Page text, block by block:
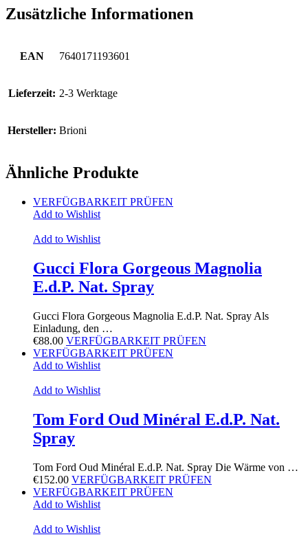
Zusätzliche Informationen
EAN 7640171193601
Lieferzeit: 2-3 Werktage
Hersteller: Brioni
Ähnliche Produkte
VERFÜGBARKEIT PRÜFEN
Add to Wishlist
Add to Wishlist
Gucci Flora Gorgeous Magnolia
E.d.P. Nat. Spray
Gucci Flora Gorgeous Magnolia E.d.P. Nat. Spray Als
Einladung, den …
€88.00 VERFÜGBARKEIT PRÜFEN
VERFÜGBARKEIT PRÜFEN
Add to Wishlist
Add to Wishlist
Tom Ford Oud Minéral E.d.P. Nat.
Spray
Tom Ford Oud Minéral E.d.P. Nat. Spray Die Wärme von …
€152.00 VERFÜGBARKEIT PRÜFEN
VERFÜGBARKEIT PRÜFEN
Add to Wishlist
Add to Wishlist